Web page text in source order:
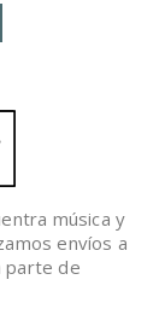
música y
envíos a
parte de